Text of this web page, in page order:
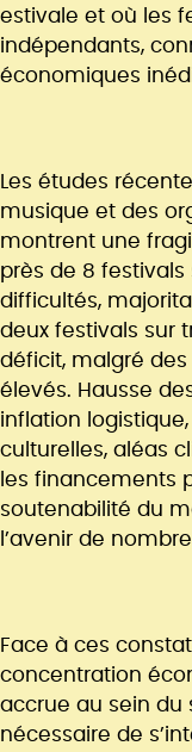
estivale et où les
indépendants,
économiques
Les études
musique et des
montrent une
près de 8 festivals
difficultés,
deux festivals sur
déficit, malgré
élevés. Hausse
inflation
culturelles, aléas
les financements
soutenabilité du
l’avenir de
Face à ces
concentration
accrue au sein du
nécessaire de